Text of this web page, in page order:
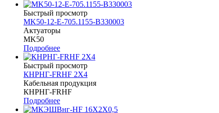
Быстрый просмотр
MK50-12-E-705.1155-B330003
Актуаторы
MK50
Подробнее
Быстрый просмотр
КНРНГ-FRHF 2Х4
Кабельная продукция
КНРНГ-FRHF
Подробнее